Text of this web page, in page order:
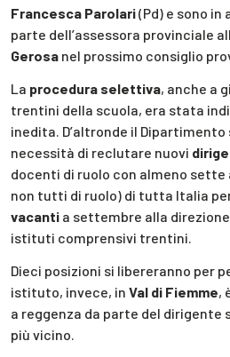
Francesca Parolari(Pd) e sono
parte dell’assessora provinciale
Gerosa nel prossimo consiglio
La procedura selettiva, anche a
trentini della scuola, era stata
inedita. D’altronde il
necessità di reclutare nuovi
docenti di ruolo con almeno sette
non tutti di ruolo) di tutta Italia
vacanti a settembre alla
istituti comprensivi trentini.
Dieci posizioni si libereranno per
istituto, invece, in Val di Fiemme,
a reggenza da parte del
più vicino.